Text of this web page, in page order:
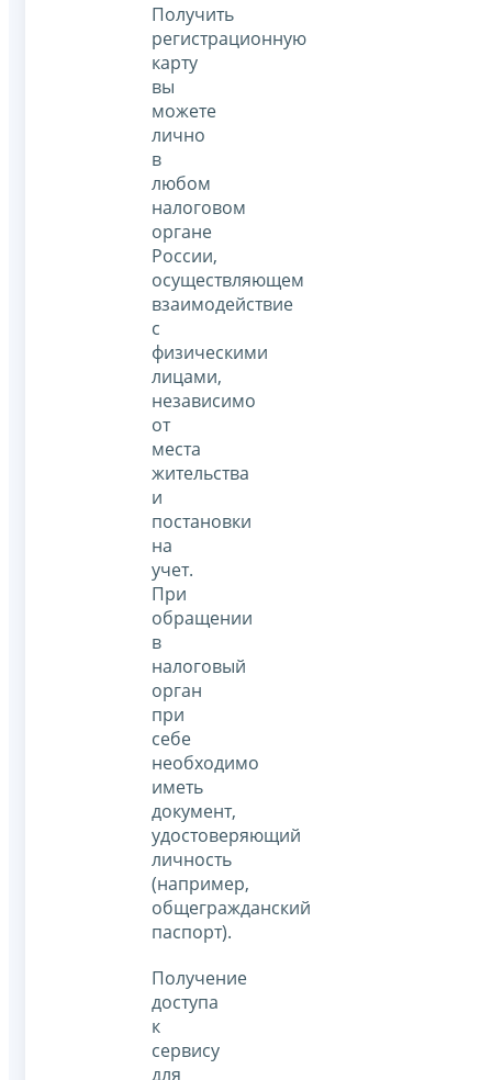
Получить
регистрационную
карту
вы
можете
лично
в
любом
налоговом
органе
России,
осуществляющем
взаимодействие
с
физическими
лицами,
независимо
от
места
жительства
и
постановки
на
учет.
При
обращении
в
налоговый
орган
при
себе
необходимо
иметь
документ,
удостоверяющий
личность
(например,
общегражданский
паспорт).
Получение
доступа
к
сервису
для